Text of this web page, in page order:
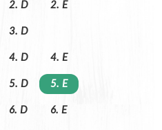
2. D 2. E
3. D
4. D 4. E
5. D 5. E
6. D 6. E